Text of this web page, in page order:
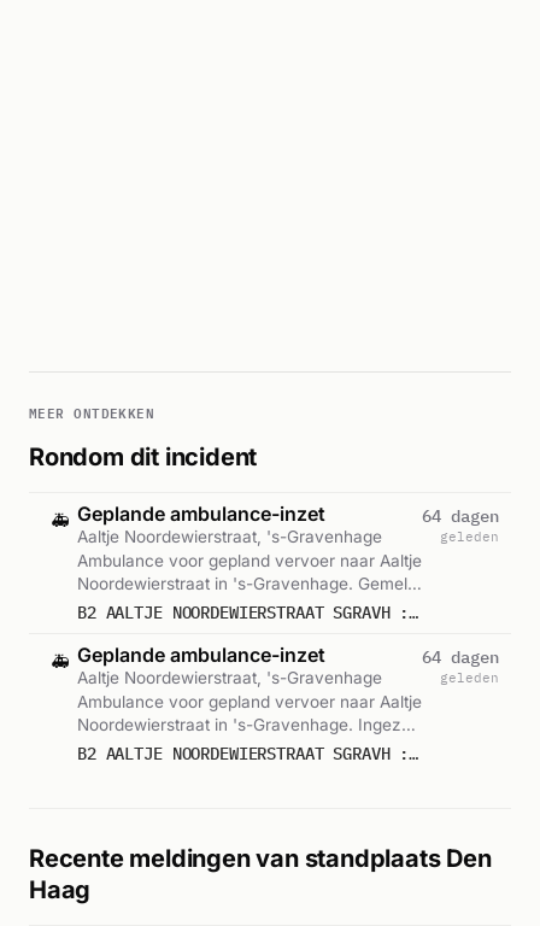
MEER ONTDEKKEN
Rondom dit incident
🚑 Geplande ambulance-inzet
Aaltje Noordewierstraat, 's-Gravenhage
Ambulance voor gepland vervoer naar Aaltje
Noordewierstraat in 's-Gravenhage. Gemeld
om 15:35.
B2 AALTJE NOORDEWIERSTRAAT SGRAVH : 15212
64 dagen
geleden
🚑 Geplande ambulance-inzet
Aaltje Noordewierstraat, 's-Gravenhage
Ambulance voor gepland vervoer naar Aaltje
Noordewierstraat in 's-Gravenhage. Ingezet:
Rapid Responder. Gemeld om 15:37.
B2 AALTJE NOORDEWIERSTRAAT SGRAVH : (RAPID) 15214
64 dagen
geleden
Recente meldingen van standplaats Den
Haag